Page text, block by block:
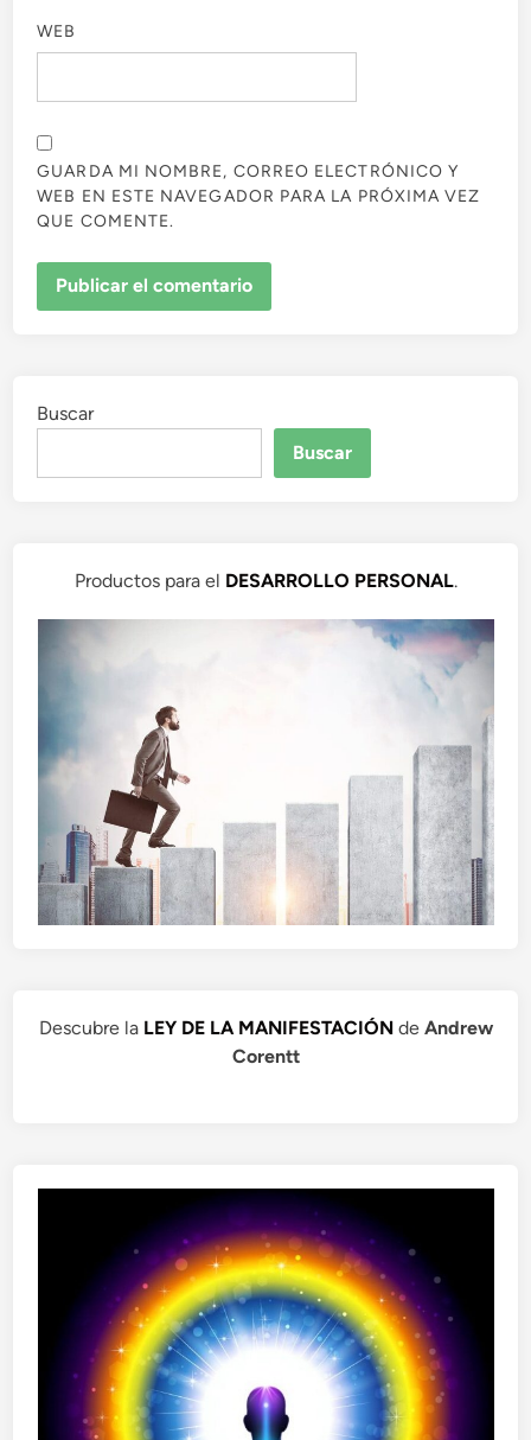
WEB
GUARDA MI NOMBRE, CORREO ELECTRÓNICO Y
WEB EN ESTE NAVEGADOR PARA LA PRÓXIMA VEZ
QUE COMENTE.
Buscar
Buscar
Productos para el DESARROLLO PERSONAL.
Descubre la LEY DE LA MANIFESTACIÓNde Andrew
Corentt